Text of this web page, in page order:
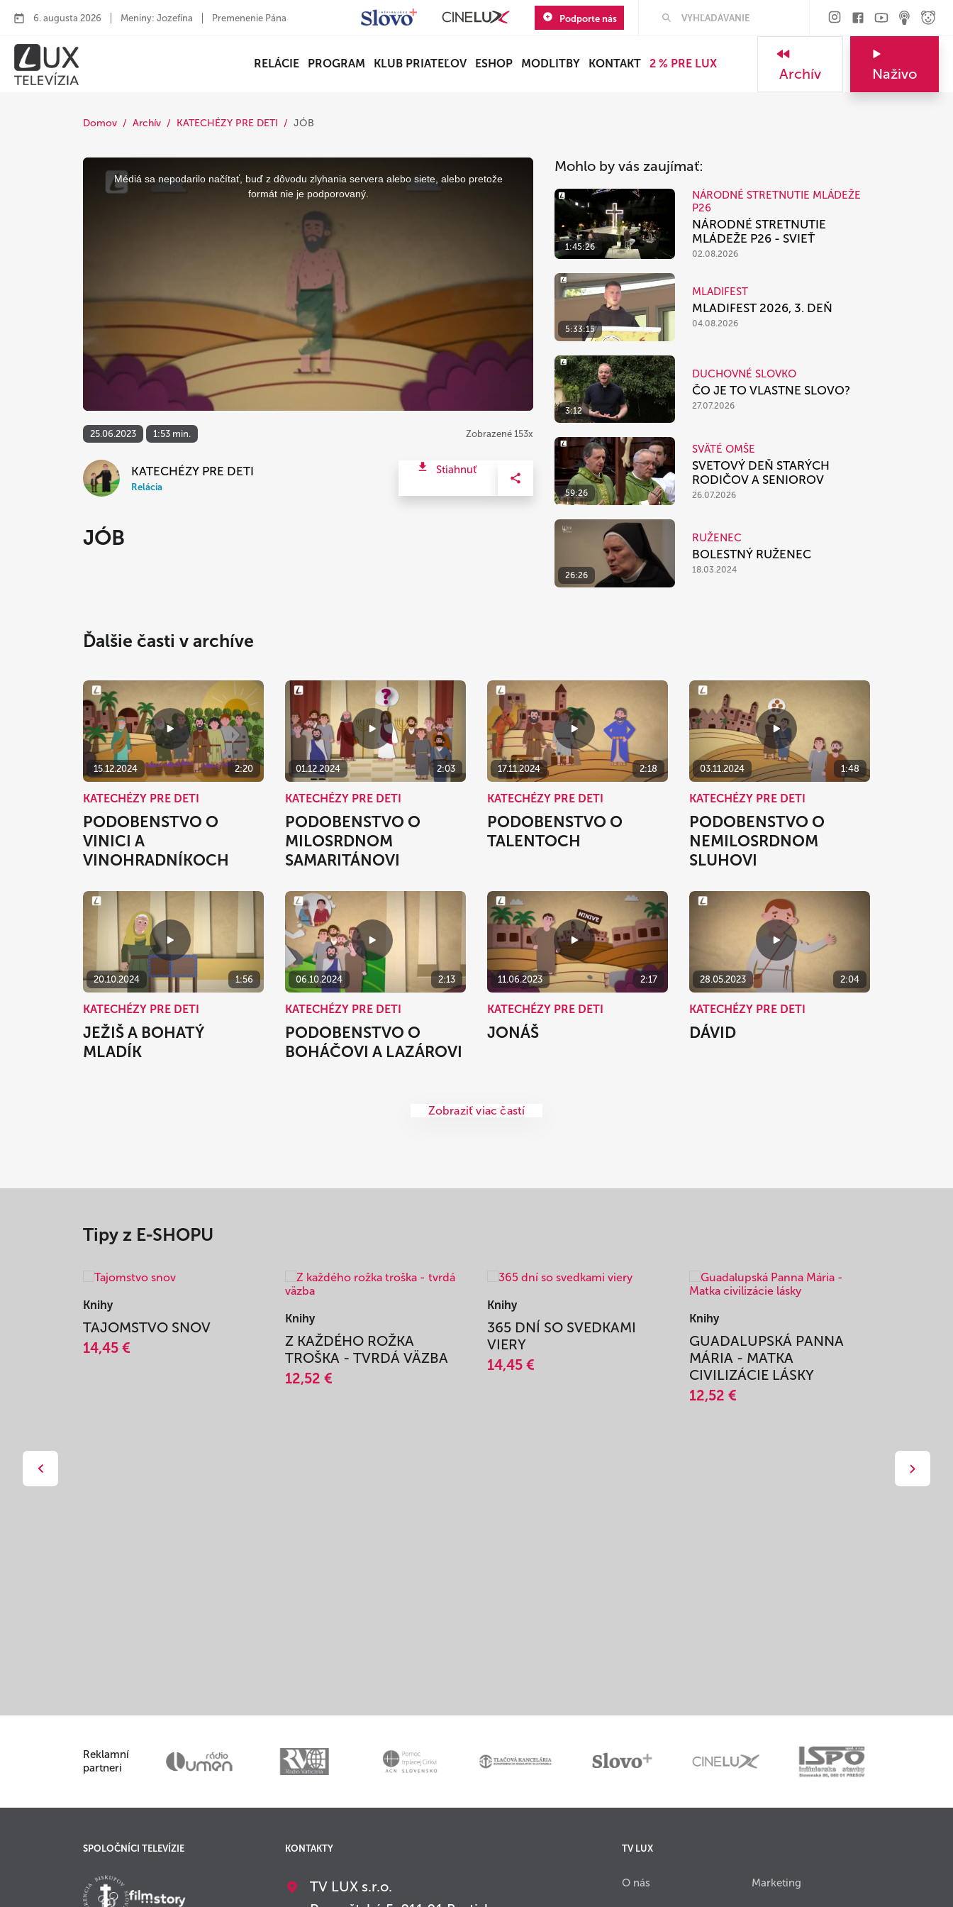
6. augusta 2026 Meniny: Jozefína Premenenie Pána Podporte nás
RELÁCIE PROGRAM KLUB PRIATEĽOV ESHOP MODLITBY KONTAKT 2 % PRE LUX
Archív Naživo
Domov Archív KATECHÉZY PRE DETI JÓB
This
Médiá sa nepodarilo načítať, buď z dôvodu zlyhania servera alebo siete, alebo pretože
formát nie je podporovaný.
25.06.2023 1:53 min. Zobrazené 153x
KATECHÉZY PRE DETI
Relácia
Stiahnuť
JÓB
Mohlo by vás zaujímať:
1:45:26
NÁRODNÉ STRETNUTIE MLÁDEŽE
P26
NÁRODNÉ STRETNUTIE
MLÁDEŽE P26 - SVIEŤ
02.08.2026
5:33:15
MLADIFEST
MLADIFEST 2026, 3. DEŇ
04.08.2026
3:12
DUCHOVNÉ SLOVKO
ČO JE TO VLASTNE SLOVO?
27.07.2026
59:26
SVÄTÉ OMŠE
SVETOVÝ DEŇ STARÝCH
RODIČOV A SENIOROV
26.07.2026
26:26
RUŽENEC
BOLESTNÝ RUŽENEC
18.03.2024
Ďalšie časti v archíve
15.12.2024 2:20
KATECHÉZY PRE DETI
PODOBENSTVO O
VINICI A
VINOHRADNÍKOCH
01.12.2024 2:03
KATECHÉZY PRE DETI
PODOBENSTVO O
MILOSRDNOM
SAMARITÁNOVI
17.11.2024 2:18
KATECHÉZY PRE DETI
PODOBENSTVO O
TALENTOCH
03.11.2024 1:48
KATECHÉZY PRE DETI
PODOBENSTVO O
NEMILOSRDNOM
SLUHOVI
20.10.2024 1:56
KATECHÉZY PRE DETI
JEŽIŠ A BOHATÝ
MLADÍK
06.10.2024 2:13
KATECHÉZY PRE DETI
PODOBENSTVO O
BOHÁČOVI A LAZÁROVI
11.06.2023 2:17
KATECHÉZY PRE DETI
JONÁŠ
28.05.2023 2:04
KATECHÉZY PRE DETI
DÁVID
Zobraziť viac častí
Tipy z E-SHOPU
Knihy
TAJOMSTVO SNOV
14,45 €
Knihy
Z KAŽDÉHO ROŽKA
TROŠKA - TVRDÁ VÄZBA
12,52 €
Knihy
365 DNÍ SO SVEDKAMI
VIERY
14,45 €
Knihy
GUADALUPSKÁ PANNA
MÁRIA - MATKA
CIVILIZÁCIE LÁSKY
12,52 €
Reklamní
partneri
SPOLOČNÍCI TELEVÍZIE KONTAKTY
TV LUX s.r.o.
TV LUX
O nás Marketing